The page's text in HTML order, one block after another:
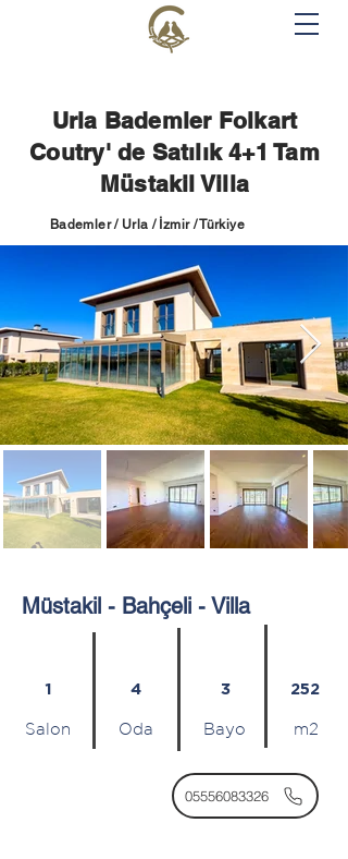
Urla Bademler Folkart
Coutry' de Satılık 4+1 Tam
Müstakil Villa
Bademler / Urla / İzmir / Türkiye
Müstakil - Bahçeli - Villa
1 4 3 252
Salon Oda Bayo m2
05556083326